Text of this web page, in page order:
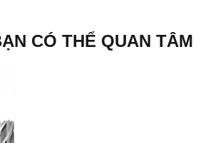
CÓ THỂ QUAN TÂM